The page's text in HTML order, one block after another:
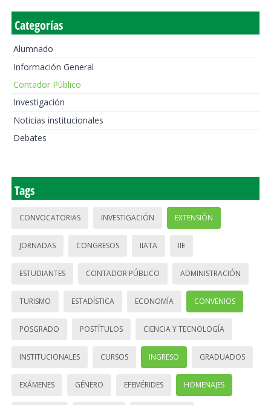
Categorías
Alumnado
Información General
Contador Público
Investigación
Noticias institucionales
Debates
Tags
CONVOCATORIAS INVESTIGACIÓN EXTENSIÓN
JORNADAS CONGRESOS IIATA IIE
ESTUDIANTES CONTADOR PÚBLICO ADMINISTRACIÓN
TURISMO ESTADÍSTICA ECONOMÍA CONVENIOS
POSGRADO POSTÍTULOS CIENCIA Y TECNOLOGÍA
INSTITUCIONALES CURSOS INGRESO GRADUADOS
EXÁMENES GÉNERO EFEMÉRIDES HOMENAJES